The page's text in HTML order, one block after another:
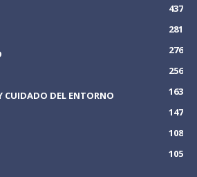
437
281
276
256
CUIDADO DEL ENTORNO
163
147
108
105